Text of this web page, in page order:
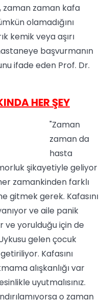
zaman zaman kafa
olamadığını
kemik veya aşırı
başvurmanın
ifade eden Prof. Dr.
HER ŞEY
"Zaman
zaman da
hasta
şikayetiyle geliyor
zamankinden farklı
gitmek gerek. Kafasını
ve aile panik
ve yorulduğu için de
gelen çocuk
Kafasını
alışkanlığı var
uyutmalısınız.
o zaman